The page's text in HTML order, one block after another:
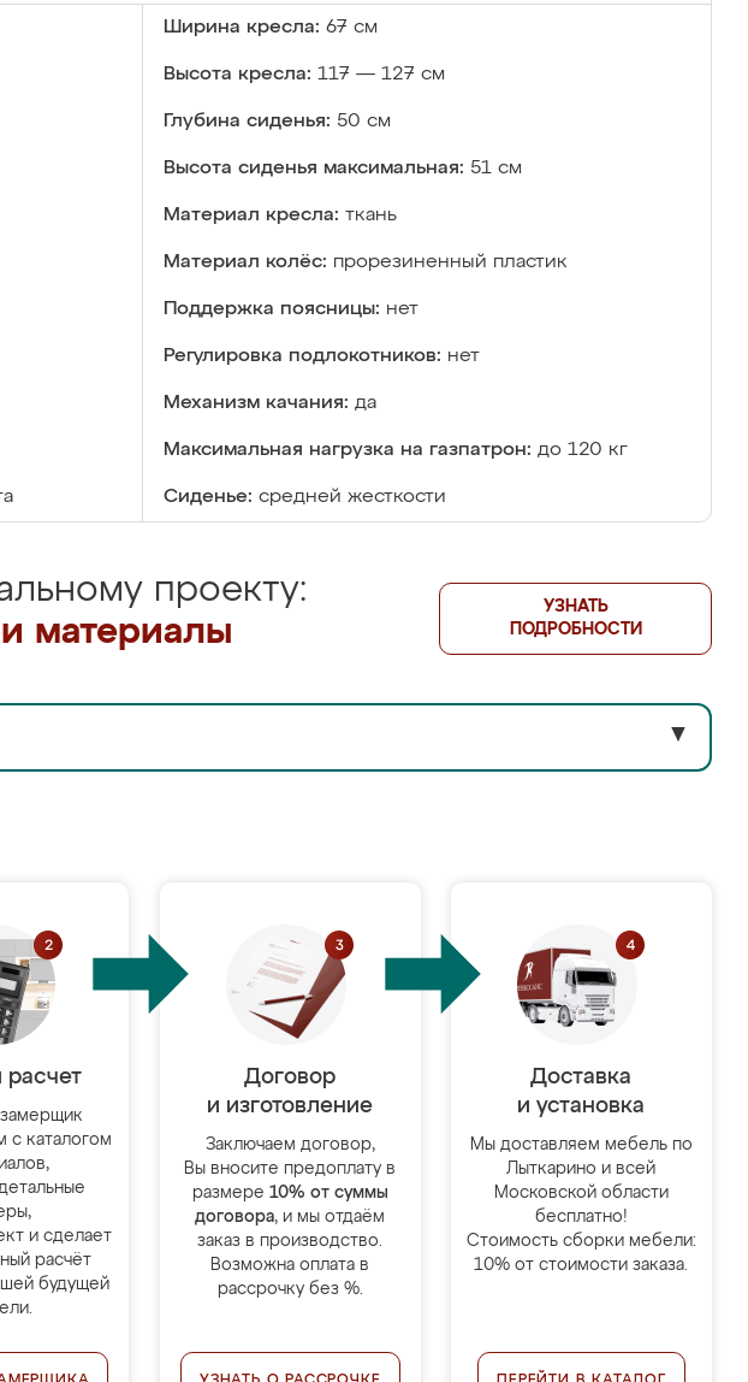
Ширина кресла: 67 см
Высота кресла: 117 — 127 см
Глубина сиденья: 50 см
Высота сиденья максимальная: 51 см
Материал кресла: ткань
Материал колёс: прорезиненный пластик
Поддержка поясницы: нет
Регулировка подлокотников: нет
Механизм качания: да
Максимальная нагрузка на газпатрон: до 120 кг
Сиденье: средней жесткости
проекту:
материалы
УЗНАТЬ
ПОДРОБНОСТИ
▼
расчет
с каталогом
и сделает
расчёт
будущей
Договор
и изготовление
Заключаем договор,
Вы вносите предоплату в
размере 10% от суммы
договора, и мы отдаём
заказ в производство.
Возможна оплата в
рассрочку без %.
Доставка
и установка
Мы доставляем мебель по
Лыткарино и всей
Московской области
бесплатно!
Стоимость сборки мебели:
10% от стоимости заказа.